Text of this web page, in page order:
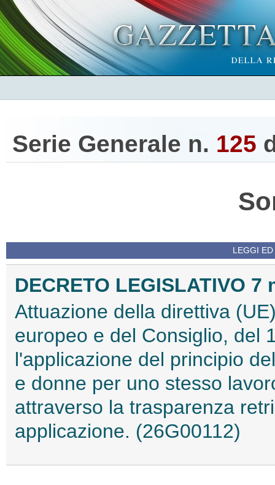
Serie Generale n. 125
LEGGI
DECRETO LEGISLATIVO
Attuazione della direttiva
europeo e del Consiglio, del
l'applicazione del principio
e donne per uno stesso
attraverso la trasparenza
applicazione. (26G00112)